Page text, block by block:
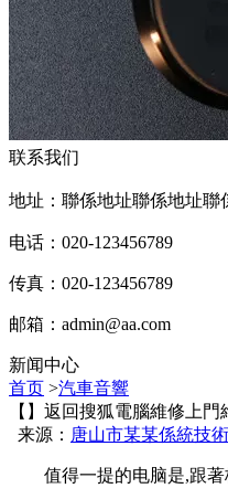
联系我们
地址：聯係地址聯係地址聯
电话：020-123456789
传真：020-123456789
邮箱： admin@aa.com
新闻中心
首页 >汽車音響
【】返回搜狐電腦維修上門
来源： 唐山市某某係統技
值得一提的电脑是,跟著杭